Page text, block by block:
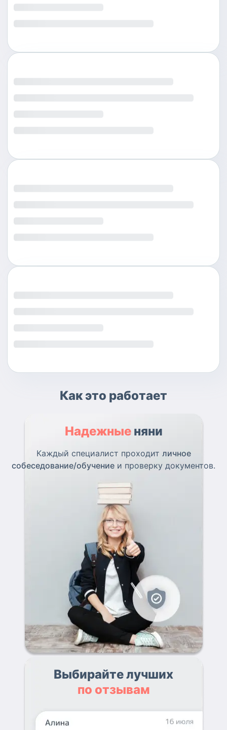
Как это работает
Надежные няни
Каждый специалист проходит личное
собеседование/обучение и проверку документов.
Выбирайте лучших
по отзывам